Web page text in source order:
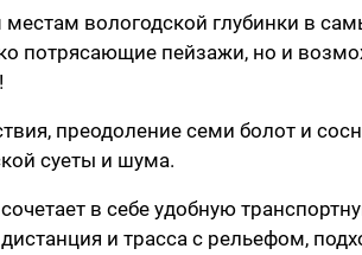
вологодской глубинки в
потрясающие пейзажи, но и
преодоление семи болот и
суеты и шума.
в себе удобную
и трасса с рельефом,